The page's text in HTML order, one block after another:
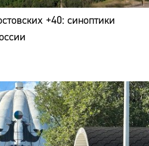
+40: синоптики